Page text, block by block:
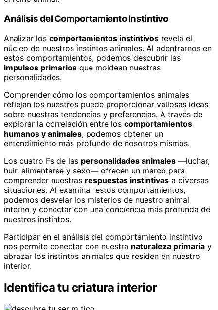
Análisis del Comportamiento Instintivo
Analizar los comportamientos instintivos revela el
núcleo de nuestros instintos animales. Al adentrarnos en
estos comportamientos, podemos descubrir las
impulsos primarios que moldean nuestras
personalidades.
Comprender cómo los comportamientos animales
reflejan los nuestros puede proporcionar valiosas ideas
sobre nuestras tendencias y preferencias. A través de
explorar la correlación entre los comportamientos
humanos y animales, podemos obtener un
entendimiento más profundo de nosotros mismos.
Los cuatro Fs de las personalidades animales —luchar,
huir, alimentarse y sexo— ofrecen un marco para
comprender nuestras respuestas instintivas a diversas
situaciones. Al examinar estos comportamientos,
podemos desvelar los misterios de nuestro animal
interno y conectar con una conciencia más profunda de
nuestros instintos.
Participar en el análisis del comportamiento instintivo
nos permite conectar con nuestra naturaleza primaria y
abrazar los instintos animales que residen en nuestro
interior.
Identifica tu criatura interior